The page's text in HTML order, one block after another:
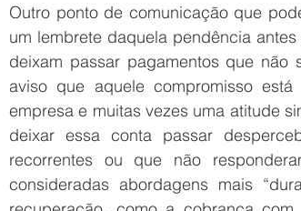
Outro ponto de comunicação que
um lembrete daquela pendência
deixam passar pagamentos que
aviso que aquele compromisso
empresa e muitas vezes uma atitude
deixar essa conta passar
recorrentes ou que não
consideradas abordagens mais